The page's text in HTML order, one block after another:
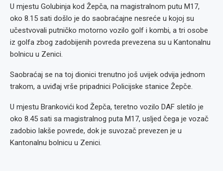
U mjestu Golubinja kod Žepča, na magistralnom putu M17,
oko 8.15 sati došlo je do saobraćajne nesreće u kojoj su
učestvovali putničko motorno vozilo golf i kombi, a tri osobe
iz golfa zbog zadobijenih povreda prevezena su u Kantonalnu
bolnicu u Zenici.
Saobraćaj se na toj dionici trenutno još uvijek odvija jednom
trakom, a uviđaj vrše pripadnici Policijske stanice Žepče.
U mjestu Brankovići kod Žepča, teretno vozilo DAF sletilo je
oko 8.45 sati sa magistralnog puta M17, usljed čega je vozač
zadobio lakše povrede, dok je suvozač prevezen je u
Kantonalnu bolnicu u Zenici.